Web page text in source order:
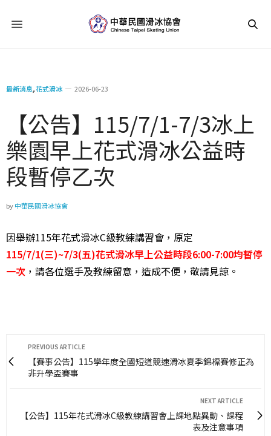
最新消息,花式滑冰 2026-06-23
【公告】115/7/1-7/3冰上
樂園早上花式滑冰公益時
段暫停乙次
by中華民國滑冰協會
因舉辦115年花式滑冰C級教練講習會，原定
115/7/1(三)~7/3(五)花式滑冰早上公益時段6:00-7:00均暫停
一次 ，請各位選手及教練留意， 造成不便，敬請見諒。
PREVIOUS ARTICLE
【賽事公告】115學年度全國短道競速滑冰夏季錦標賽修正為
非升學盃賽事
NEXT ARTICLE
【公告】115年花式滑冰C級教練講習會上課地點異動、課程
表及注意事項